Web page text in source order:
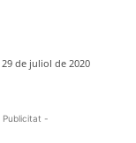
de juliol de 2020
Publicitat -